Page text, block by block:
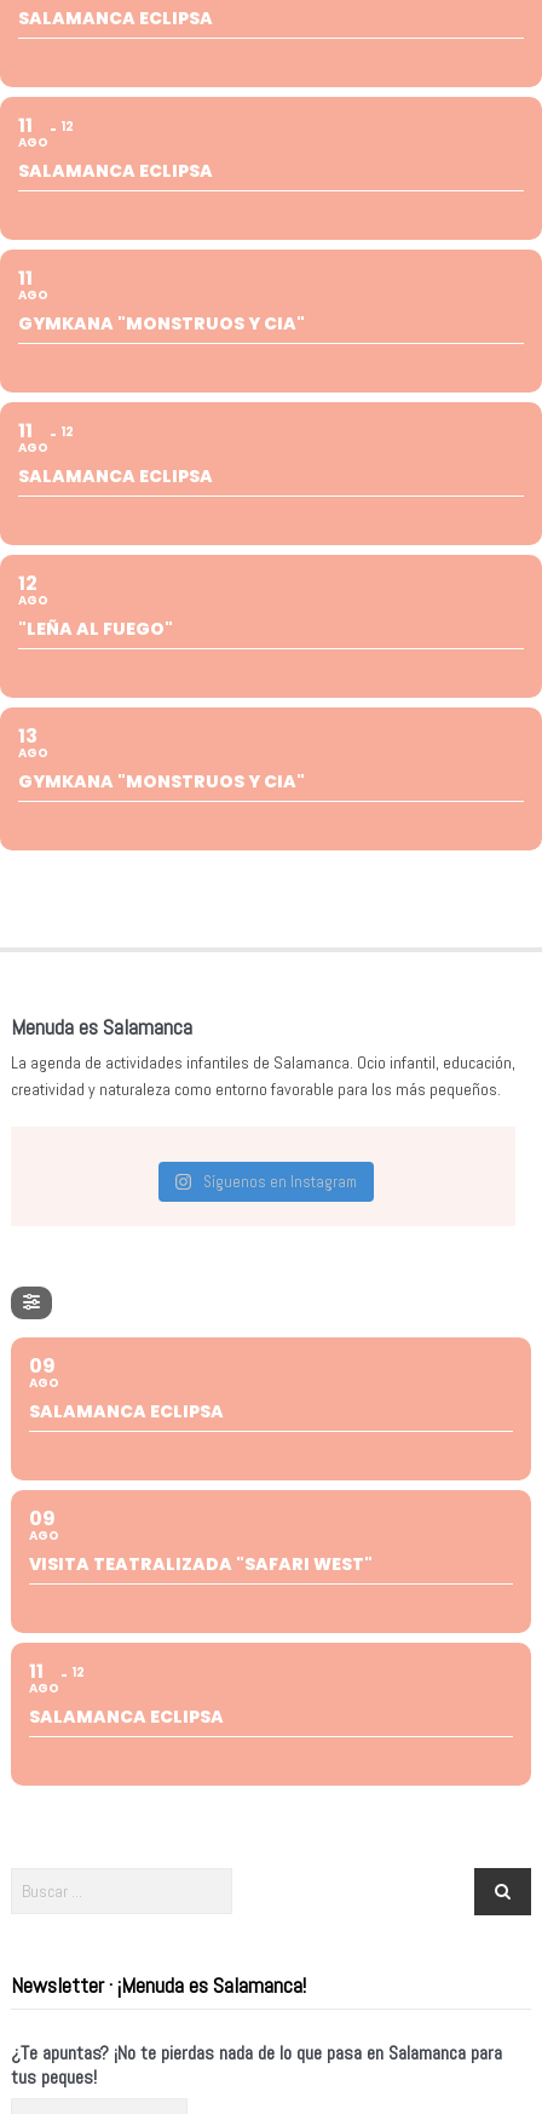
SALAMANCA ECLIPSA
11
AGO
12
SALAMANCA ECLIPSA
11
AGO
GYMKANA "MONSTRUOS Y CIA"
11
AGO
12
SALAMANCA ECLIPSA
12
AGO
"LEÑA AL FUEGO"
13
AGO
GYMKANA "MONSTRUOS Y CIA"
Menuda es Salamanca
La agenda de actividades infantiles de Salamanca. Ocio infantil, educación,
creatividad y naturaleza como entorno favorable para los más pequeños.
Síguenos en Instagram
09
AGO
SALAMANCA ECLIPSA
09
AGO
VISITA TEATRALIZADA "SAFARI WEST"
11
AGO
12
SALAMANCA ECLIPSA
Newsletter · ¡Menuda es Salamanca!
¿Te apuntas? ¡No te pierdas nada de lo que pasa en Salamanca para
tus peques!